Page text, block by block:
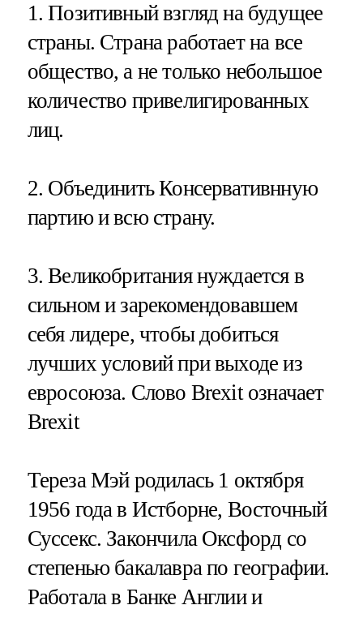
1. Позитивный взгляд на будущее
страны. Страна работает на все
общество, а не только небольшое
количество привелигированных
лиц.
2. Объединить Консервативнную
партию и всю страну.
3. Великобритания нуждается в
сильном и зарекомендовавшем
себя лидере, чтобы добиться
лучших условий при выходе из
евросоюза. Слово Brexit означает
Brexit
Тереза Мэй родилась 1 октября
1956 года в Истборне, Восточный
Суссекс. Закончила Оксфорд со
степенью бакалавра по географии.
Работала в Банке Англии и